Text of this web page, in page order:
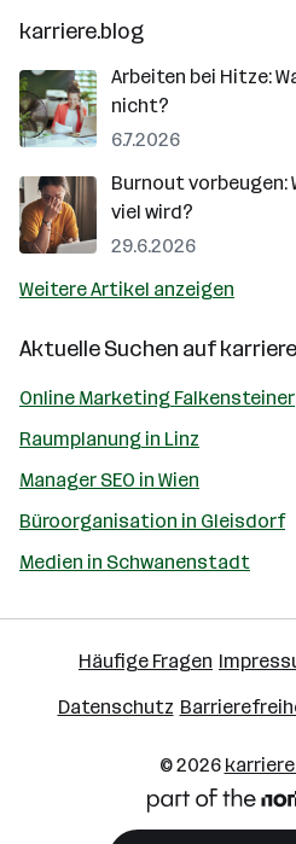
karriere.blog
Arbeiten bei Hitze:
nicht?
6.7.2026
Burnout vorbeugen:
viel wird?
29.6.2026
Weitere Artikel anzeigen
Aktuelle Suchen auf
Online Marketing Falkensteiner
Raumplanung in Linz
Manager SEO in Wien
Büroorganisation in Gleisdorf
Medien in Schwanenstadt
Häufige Fragen
Datenschutz
© 2026